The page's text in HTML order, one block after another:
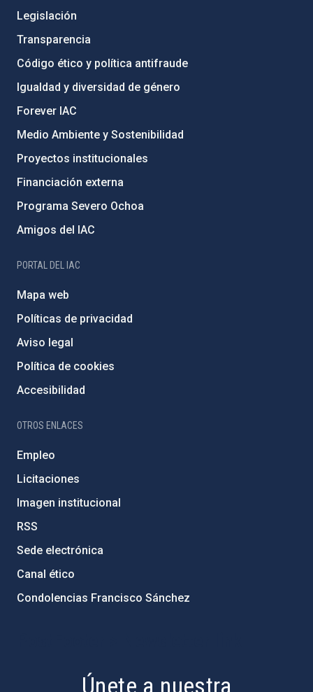
Legislación
Transparencia
Código ético y política antifraude
Igualdad y diversidad de género
Forever IAC
Medio Ambiente y Sostenibilidad
Proyectos institucionales
Financiación externa
Programa Severo Ochoa
Amigos del IAC
PORTAL DEL IAC
Mapa web
Políticas de privacidad
Aviso legal
Política de cookies
Accesibilidad
OTROS ENLACES
Empleo
Licitaciones
Imagen institucional
RSS
Sede electrónica
Canal ético
Condolencias Francisco Sánchez
Únete a nuestra